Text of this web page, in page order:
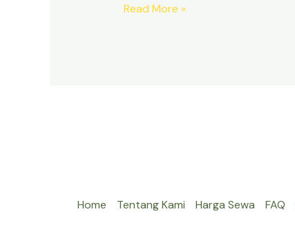
Read More »
Home Tentang Kami Harga Sewa FAQ